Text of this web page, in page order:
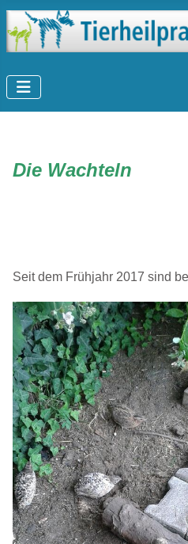
Die Wachteln
Seit dem Frühjahr 2017 sind